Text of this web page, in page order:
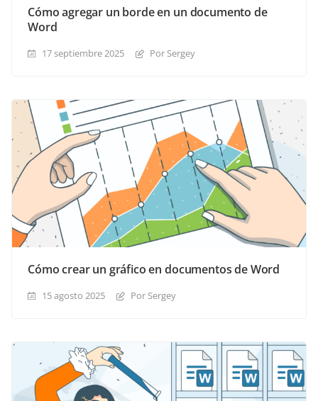
Cómo agregar un borde en un documento de
Word
17 septiembre 2025 Por Sergey
Cómo crear un gráfico en documentos de Word
15 agosto 2025 Por Sergey